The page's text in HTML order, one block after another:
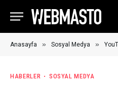
Anasayfa » Sosyal Medya »
HABERLER SOSYAL MEDYA